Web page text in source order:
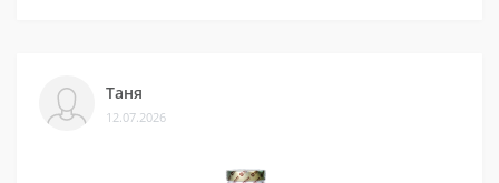
Таня
12.07.2026